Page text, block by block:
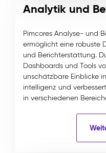
Analytik und
Pimcores Analyse- und
ermöglicht eine robuste
und Berichterstattung.
Dashboards und Tools
unschätzbare Einblicke
intelligenz und
in verschiedenen